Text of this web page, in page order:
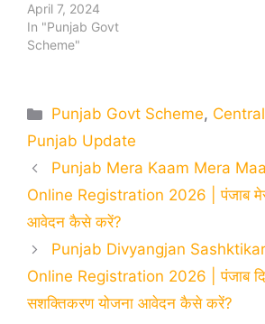
April 7, 2024
In "Punjab Govt
Scheme"
Categories
Punjab Govt Scheme,
Punjab Update
Punjab Mera Kaam Mera
Online Registration 2026 | पंजाब
आवेदन कैसे करें?
Punjab Divyangjan
Online Registration 2026 | पंजाब
सशक्तिकरण योजना आवेदन कैसे करें?